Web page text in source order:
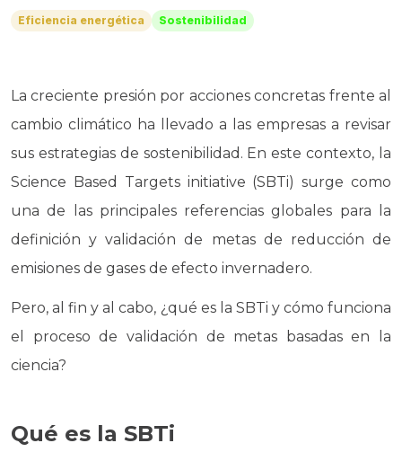
Eficiencia energética Sostenibilidad
La creciente presión por acciones concretas frente al
cambio climático ha llevado a las empresas a revisar
sus estrategias de sostenibilidad. En este contexto, la
Science Based Targets initiative (SBTi) surge como
una de las principales referencias globales para la
definición y validación de metas de reducción de
emisiones de gases de efecto invernadero.
Pero, al fin y al cabo, ¿qué es la SBTi y cómo funciona
el proceso de validación de metas basadas en la
ciencia?
Qué es la SBTi